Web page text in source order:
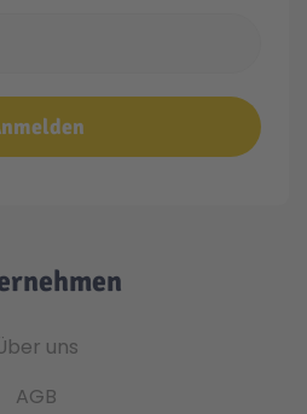
uns
AGB